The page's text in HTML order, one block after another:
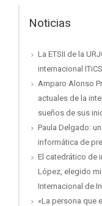
Noticias
La ETSII de la
internacional
Amparo Alonso
actuales de la
sueños de sus
Paula Delgado:
informática de
El catedrático de
López, elegido
Internacional de
«La persona que